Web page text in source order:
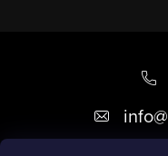
a
info@